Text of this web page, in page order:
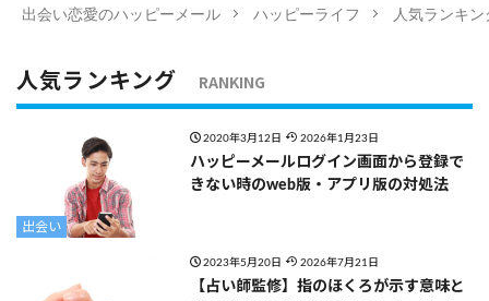
出会い恋愛のハッピーメール ハッピーライフ 人気ランキン
人気ランキング RANKING
出会い
2020年3月12日 2026年1月23日
ハッピーメールログイン画面から登録で
きない時のweb版・アプリ版の対処法
2023年5月20日 2026年7月21日
【占い師監修】指のほくろが示す意味と